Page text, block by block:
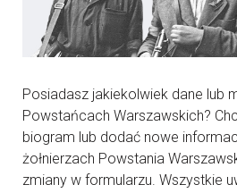
Posiadasz jakiekolwiek dane lub
Powstańcach Warszawskich?
biogram lub dodać nowe
żołnierzach Powstania
zmiany w formularzu. Wszystkie